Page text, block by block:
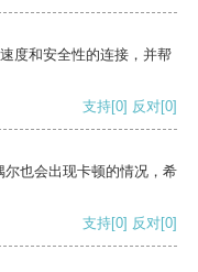
度和安全性的连接，并帮
支持[0] 反对[0]
也会出现卡顿的情况，希
支持[0] 反对[0]